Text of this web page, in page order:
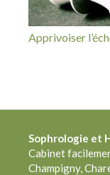
Apprivoiser
Sophrologie et
Cabinet
Champigny,